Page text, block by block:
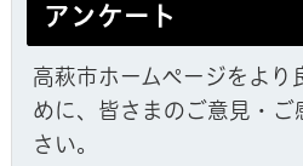
アンケート
高萩市ホームページをより
めに、皆さまのご意見・ご
さい。